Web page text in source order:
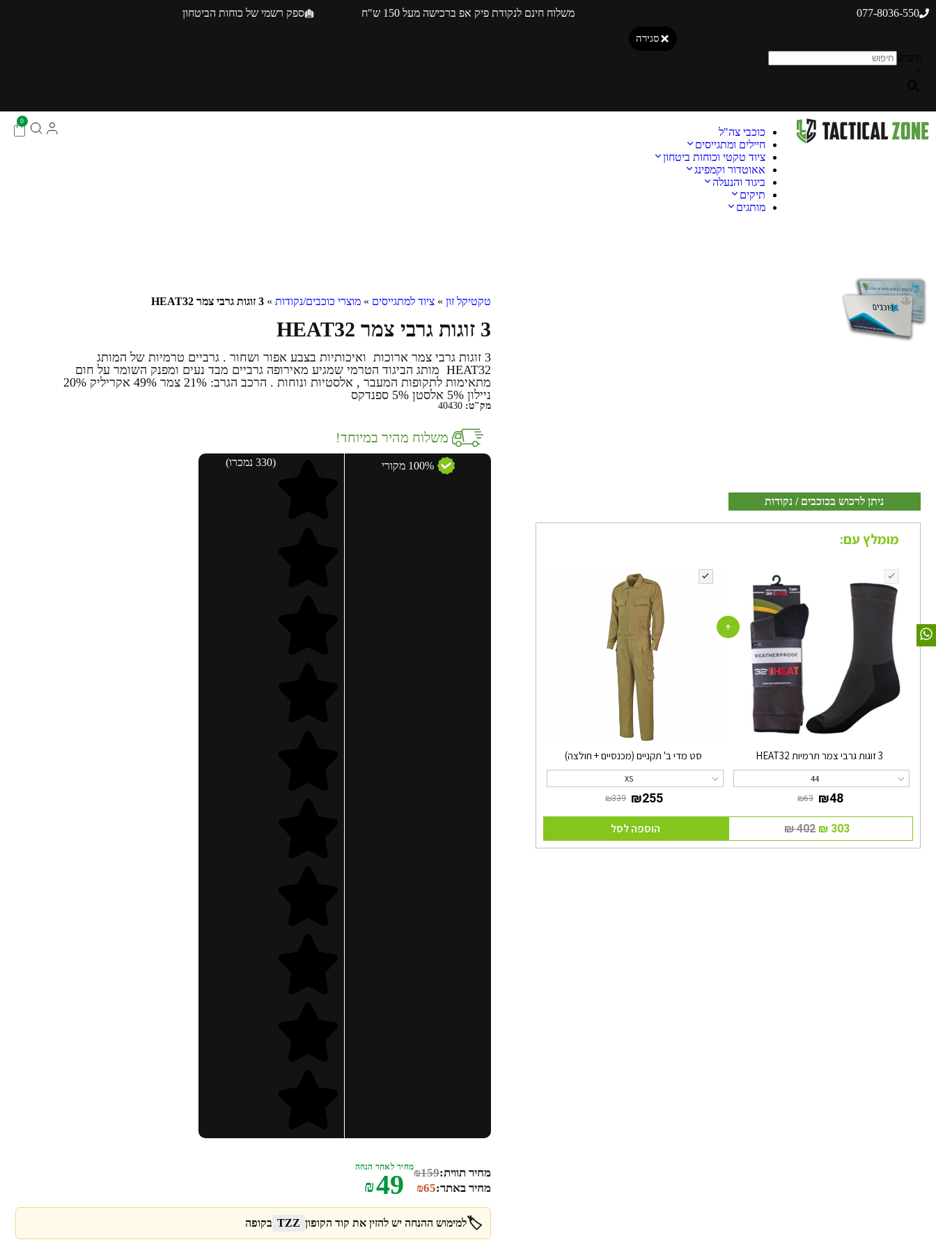
077-8036-550 משלוח חינם לנקודת פיק אפ ברכישה מעל 150 ש"ח ספק רשמי של כוחות הביטחון
סגירה
כוכבי צה"ל
חיילים ומתגייסים
ציוד טקטי וכוחות ביטחון
אאוטדור וקמפינג
ביגוד והנעלה
תיקים
מותגים
0
מבצע!
ניתן לרכוש בכוכבים / נקודות
מומלץ עם:
3 זוגות גרבי צמר תרמיות HEAT32
44
‏63 ₪
+
סט מדי ב' תקניים (מכנסיים + חולצה)
XS
‏339 ₪
‏402 ₪ הוספה לסל
טקטיקל זון » ציוד למתגייסים » מוצרי כוכבים/נקודות » 3 זוגות גרבי צמר HEAT32
3 זוגות גרבי צמר HEAT32
3 זוגות גרבי צמר ארוכות ואיכותיות בצבע אפור ושחור . גרביים טרמיות של המותג
HEAT32 מותג הביגוד הטרמי שמגיע מאירופה גרביים מבד נעים ומפנק השומר על חום
מתאימות לתקופות המעבר , אלסטיות ונוחות . הרכב הגרב: 21% צמר 49% אקריליק 20%
ניילון 5% אלסטן 5% ספנדקס
מק"ט:
משלוח מהיר במיוחד!
100% מקורי (330 נמכרו)
מחיר תווית: ₪159
מחיר באתר:
₪65
מחיר לאחר הנחה
₪49
🏷️למימוש ההנחה יש להזין את קוד הקופון TZZ בקופה